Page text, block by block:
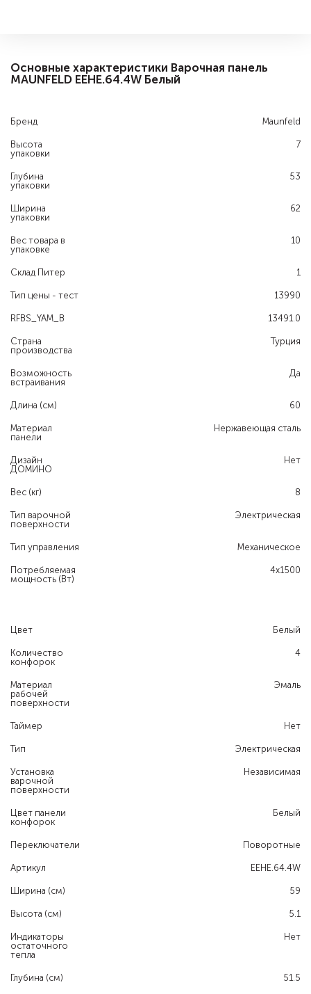
Основные характеристики Варочная панель
MAUNFELD EEHE.64.4W Белый
Бренд Maunfeld
Высота
упаковки
7
Глубина
упаковки
53
Ширина
упаковки
62
Вес товара в
упаковке
10
Склад Питер 1
Тип цены - тест 13990
RFBS_YAM_B 13491.0
Страна
производства
Турция
Возможность
встраивания
Да
Длина (см) 60
Материал
панели
Нержавеющая сталь
Дизайн
ДОМИНО
Нет
Вес (кг) 8
Тип варочной
поверхности
Электрическая
Тип управления Механическое
Потребляемая
мощность (Вт)
4х1500
Цвет Белый
Количество
конфорок
4
Материал
рабочей
поверхности
Эмаль
Таймер Нет
Тип Электрическая
Установка
варочной
поверхности
Независимая
Цвет панели
конфорок
Белый
Переключатели Поворотные
Артикул EEHE.64.4W
Ширина (см) 59
Высота (см) 5.1
Индикаторы
остаточного
тепла
Нет
Глубина (см) 51.5